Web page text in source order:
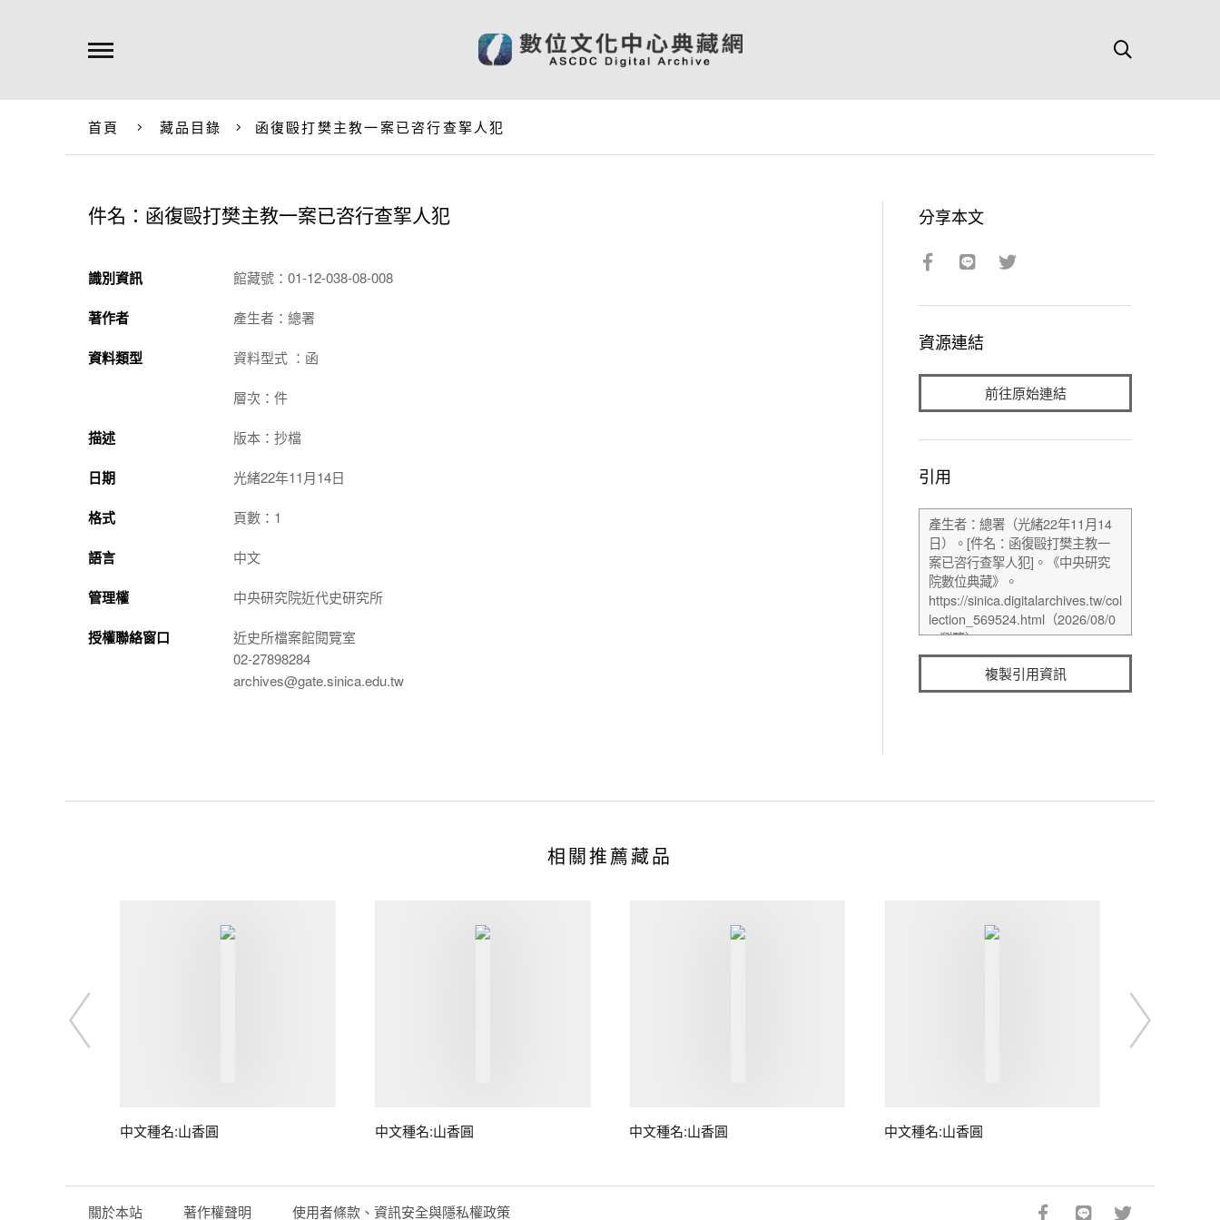
首頁 藏品目錄 函復毆打樊主教一案已咨行查挐人犯
件名：函復毆打樊主教一案已咨行查挐人犯
識別資訊 館藏號：01-12-038-08-008
著作者 產生者：總署
資料類型 資料型式 ：函
層次：件
描述 版本：抄檔
日期 光緒22年11月14日
格式 頁數：1
語言 中文
管理權 中央研究院近代史研究所
授權聯絡窗口
近史所檔案館閱覽室
02-27898284
archives@gate.sinica.edu.tw
分享本文
資源連結
前往原始連結
引用
複製引用資訊
相關推薦藏品
中文種名:山香圓 中文種名:山香圓 中文種名:山香圓 中文種名:山香圓
關於本站 著作權聲明 使用者條款、資訊安全與隱私權政策